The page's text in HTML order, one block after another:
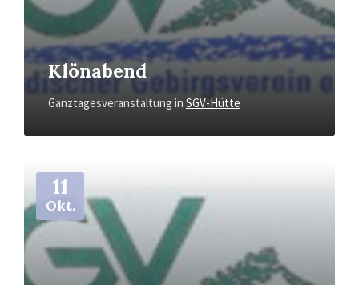
Klönabend
Ganztagesveranstaltung in SGV-Hütte
11
Okt.